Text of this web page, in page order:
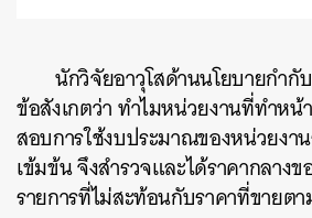
นักวิจัยอาวุโสด้านนโยบายกำ
ข้อสังเกตว่า ทำไมหน่วยงานที่ทำห
สอบการใช้งบประมาณของหน่วยงา
เข้มข้น จึงสำรวจและได้ราคากลางข
รายการที่ไม่สะท้อนกับราคาที่ขายต